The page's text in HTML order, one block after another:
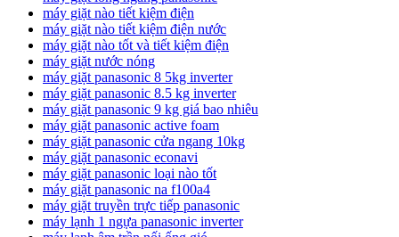
máy giặt nào tiết kiệm điện
máy giặt nào tiết kiệm điện nước
máy giặt nào tốt và tiết kiệm điện
máy giặt nước nóng
máy giặt panasonic 8 5kg inverter
máy giặt panasonic 8.5 kg inverter
máy giặt panasonic 9 kg giá bao nhiêu
máy giặt panasonic active foam
máy giặt panasonic cửa ngang 10kg
máy giặt panasonic econavi
máy giặt panasonic loại nào tốt
máy giặt panasonic na f100a4
máy giặt truyền trực tiếp panasonic
máy lạnh 1 ngựa panasonic inverter